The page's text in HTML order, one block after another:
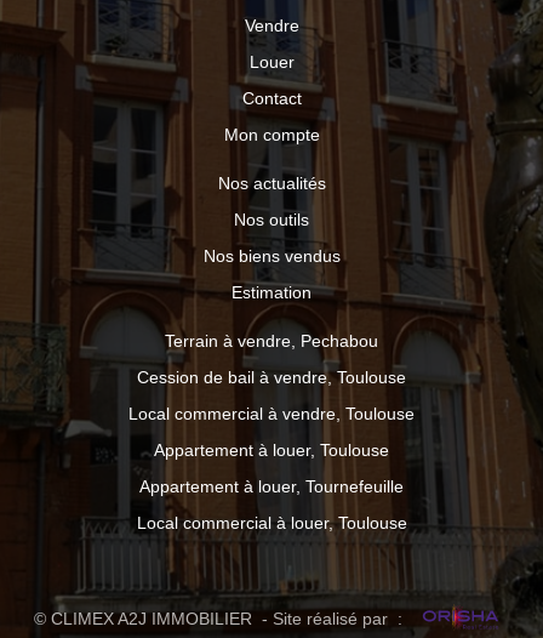
Vendre
Louer
Contact
Mon compte
Nos actualités
Nos outils
Nos biens vendus
Estimation
Terrain à vendre, Pechabou
Cession de bail à vendre, Toulouse
Local commercial à vendre, Toulouse
Appartement à louer, Toulouse
Appartement à louer, Tournefeuille
Local commercial à louer, Toulouse
© CLIMEX A2J IMMOBILIER - Site réalisé par :